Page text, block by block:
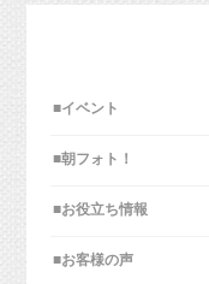
■イベント
■朝フォト！
■お役立ち情報
■お客様の声